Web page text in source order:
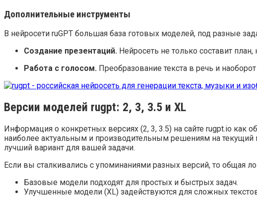
Дополнительные инструменты
В нейросети ruGPT большая база готовых моделей, под разные
Создание презентаций. Нейросеть не только составит
Работа с голосом. Преобразование текста в речь и
Версии моделей rugpt: 2, 3, 3.5 и XL
Информация о конкретных версиях (2, 3, 3.5) на сайте rugpt.io как
наиболее актуальным и производительным решениям на текущий
лучший вариант для вашей задачи.
Если вы сталкивались с упоминаниями разных версий, то общая
Базовые модели подходят для простых и быстрых задач.
Улучшенные модели (XL) задействуются для сложных